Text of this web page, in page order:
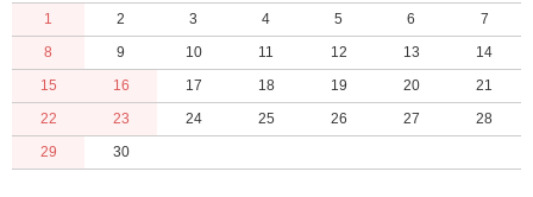
1
2 3 4 5 6
7
8
9 10 11 12 13
14
15
16 17 18 19 20
21
22
23 24 25 26 27
28
29
30